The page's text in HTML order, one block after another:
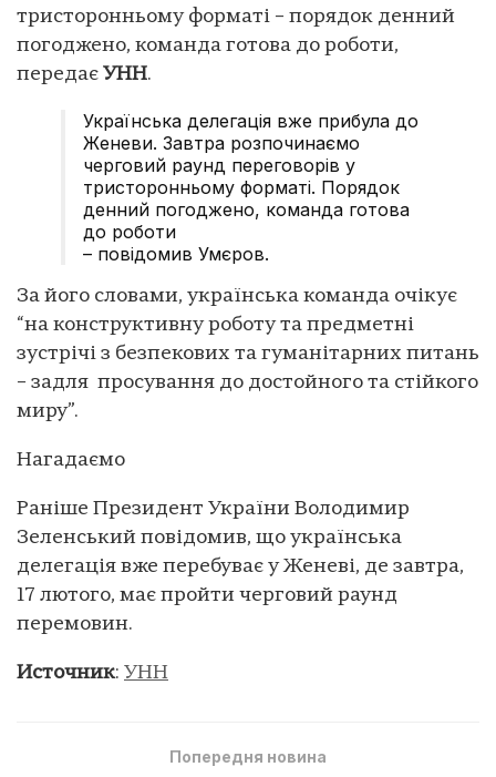
тристоронньому форматі – порядок денний
погоджено, команда готова до роботи,
передає УНН.
Українська делегація вже прибула до
Женеви. Завтра розпочинаємо
черговий раунд переговорів у
тристоронньому форматі. Порядок
денний погоджено, команда готова
до роботи
– повідомив Умєров.
За його словами, українська команда очікує
“на конструктивну роботу та предметні
зустрічі з безпекових та гуманітарних питань
– задля просування до достойного та стійкого
миру”.
Нагадаємо
Раніше Президент України Володимир
Зеленський повідомив, що українська
делегація вже перебуває у Женеві, де завтра,
17 лютого, має пройти черговий раунд
перемовин.
Источник: УНН
Попередня новина